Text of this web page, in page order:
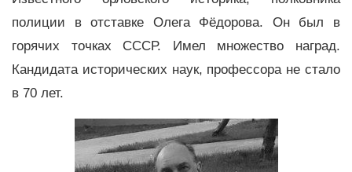
полиции в отставке Олега Фёдорова. Он был в
горячих точках СССР. Имел множество наград.
Кандидата исторических наук, профессора не стало
в 70 лет.